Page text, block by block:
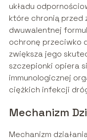
układu
które chronią przed
dwuwalentnej
ochronę przeciwko
zwiększa jego
szczepionki opiera
immunologicznej
ciężkich infekcji
Mechanizm
Mechanizm